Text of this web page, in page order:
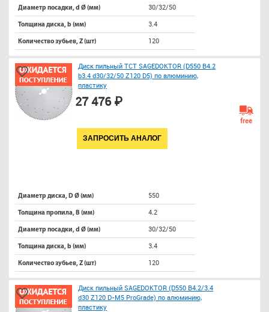
Диаметр посадки, d Ø (мм) 30/32/50
Толщина диска, b (мм) 3.4
Количество зубьев, Z (шт) 120
Диск пильный TCT SAGEDOKTOR (D550 B4.2
b3.4 d30/32/50 Z120 D5) по алюминию,
пластику
27 476 ₽
ЗАПРОСИТЬ АНАЛОГ
free
Диаметр диска, D Ø (мм) 550
Толщина пропила, B (мм) 4.2
Диаметр посадки, d Ø (мм) 30/32/50
Толщина диска, b (мм) 3.4
Количество зубьев, Z (шт) 120
Диск пильный SAGEDOKTOR (D550 B4.2/3.4
d30 Z120 D-M5 ProGrade) по алюминию,
пластику